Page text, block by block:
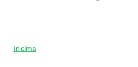
In cima